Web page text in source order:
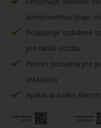
komponentov (napr.
Podporuje vzdialené
pre ľahkú údržbu
Proces pozvania pre
ovládania
Aplikácia Aseko